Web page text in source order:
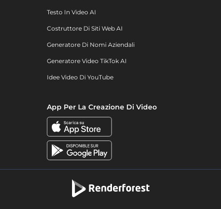
Testo In Video AI
Costruttore Di Siti Web AI
Generatore Di Nomi Aziendali
Generatore Video TikTok AI
Idee Video Di YouTube
App Per La Creazione Di Video